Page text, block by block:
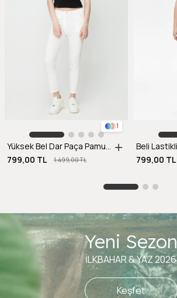
1
Yüksek Bel Dar Paça Pamuklu Pantolon-EKRU
799,00 TL
1.499,00 TL
799,00 TL
Yeni Sezon
İLKBAHAR & YAZ 2026
Keşfet